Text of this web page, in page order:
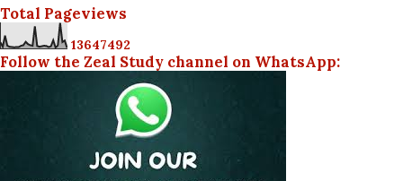
Total Pageviews
13647492
Follow the Zeal Study channel on WhatsApp: